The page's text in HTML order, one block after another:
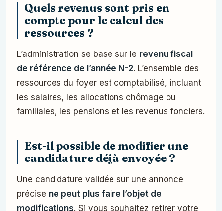
Quels revenus sont pris en
compte pour le calcul des
ressources ?
L’administration se base sur le revenu fiscal
de référence de l’année N-2. L’ensemble des
ressources du foyer est comptabilisé, incluant
les salaires, les allocations chômage ou
familiales, les pensions et les revenus fonciers.
Est-il possible de modifier une
candidature déjà envoyée ?
Une candidature validée sur une annonce
précise ne peut plus faire l’objet de
modifications. Si vous souhaitez retirer votre